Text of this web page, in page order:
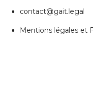
contact@gait.legal
Mentions légales et